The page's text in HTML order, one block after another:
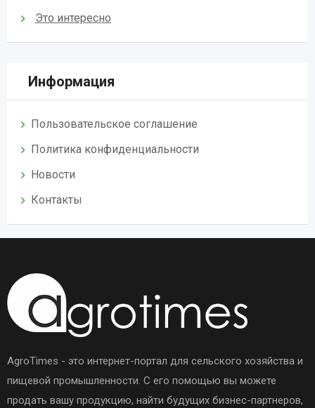
Это интересно
Информация
Пользовательское соглашение
Политика конфиденциальности
Новости
Контакты
AgroTimes - это интернет-портал для сельского хозяйства и
пищевой промышленности. С его помощью вы можете
продать вашу продукцию, найти будущих бизнес-партнеров,